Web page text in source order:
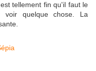
tellement fin qu'il faut le
quelque chose. La